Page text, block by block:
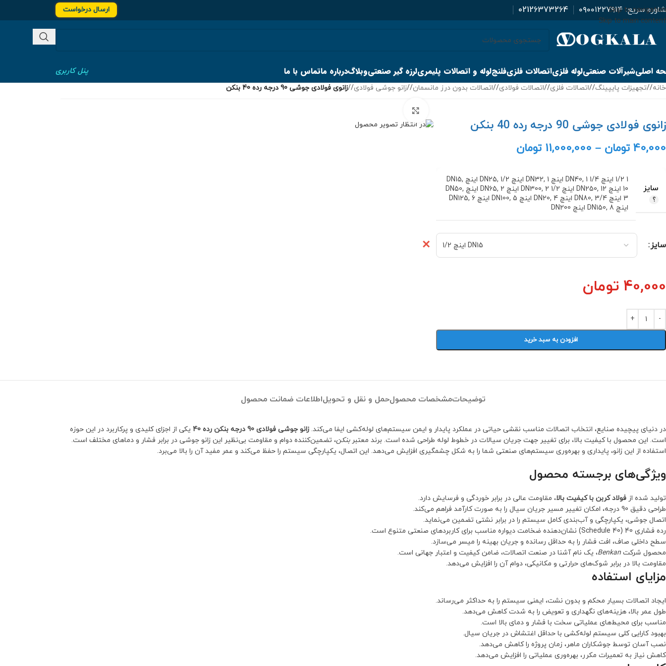
Skip to navigation
Skip to main content
سریع:۰۹۰۰۱۲۲۷۹۱۴ 02126373264 ارسال درخواست
اصلیشیرآلات صنعتیلوله فلزیاتصالات فلزیفلنجلوله و اتصالات پلیمریلرزه گیر صنعتیوبلاگدرباره ماتماس با ما پنل کاربری
خانه/ تجهیزات پایپینگ/ اتصالات فلزی/ اتصالات فولادی/ اتصالات بدون درز مانسمان/ زانو جوشی فولادی/ زانوی فولادی جوشی 90 درجه رده 40 بنکن
زانوی فولادی جوشی 90 درجه رده 40 بنکن
40,000 تومان –
11,000,000 تومان
سایز
1 1/2 اینچ DN40 , 1 1/4 اینچ DN32 , 1 اینچ DN25 , 1/2 اینچ DN15
,
10 اینچ DN250
, 12 اینچ DN300 , 2 1/2 اینچ DN65 , 2 اینچ DN50
,
3 اینچ DN80
, 3/4 اینچ DN20 , 4 اینچ DN100 , 5 اینچ DN125 , 6
اینچ DN150
, 8 اینچ DN200
سایز
40,000 تومان
افزودن به سبد خرید
توضیحاتمشخصات محصولحمل و نقل و تحویلاطلاعات ضمانت محصول
در دنیای پیچیده صنایع، انتخاب اتصالات مناسب نقشی حیاتی در عملکرد پایدار و ایمن سیستم‌های لوله‌کشی ایفا می‌کند. زانو جوشی فولادی 90 درجه بنکن رده 40
یکی از اجزای کلیدی و پرکاربرد در این حوزه
است. این محصول با کیفیت بالا، برای تغییر جهت جریان سیالات در خطوط لوله طراحی شده است. برند معتبربنکن، تضمین‌کننده دوام و مقاومت بی‌نظیر این زانو جوشی در برابر فشار و دماهای مختلف است.
استفاده از این زانو، پایداری و بهره‌وری سیستم‌های صنعتی شما را به شکل چشمگیری افزایش می‌دهد. این اتصال، یکپارچگی سیستم را حفظ می‌کند و عمر مفید آن را بالا می‌برد.
ویژگی‌های برجسته محصول
تولید شده از فولاد کربن با کیفیت بالا، مقاومت عالی در برابر خوردگی و فرسایش دارد.
طراحی دقیق 90 درجه، امکان تغییر مسیر جریان سیال را به صورت کارآمد فراهم می‌کند.
اتصال جوشی، یکپارچگی و آب‌بندی کامل سیستم را در برابر نشتی تضمین می‌نماید.
رده فشاری 40 (Schedule 40) نشان‌دهنده ضخامت دیواره مناسب برای کاربردهای صنعتی متنوع است.
سطح داخلی صاف، افت فشار را به حداقل رسانده و جریان بهینه را میسر می‌سازد.
محصول شرکت Benkan، یک نام آشنا در صنعت اتصالات، ضامن کیفیت و اعتبار جهانی است.
مقاومت بالا در برابر شوک‌های حرارتی و مکانیکی، دوام آن را افزایش می‌دهد.
مزایای استفاده
ایجاد اتصالات بسیار محکم و بدون نشت، ایمنی سیستم را به حداکثر می‌رساند.
طول عمر بالا، هزینه‌های نگهداری و تعویض را به شدت کاهش می‌دهد.
مناسب برای محیط‌های عملیاتی سخت با فشار و دمای بالا است.
بهبود کارایی کلی سیستم لوله‌کشی با حداقل اغتشاش در جریان سیال.
نصب آسان توسط جوشکاران ماهر، زمان پروژه را کاهش می‌دهد.
کاهش نیاز به تعمیرات مکرر، بهره‌وری عملیاتی را افزایش می‌دهد.